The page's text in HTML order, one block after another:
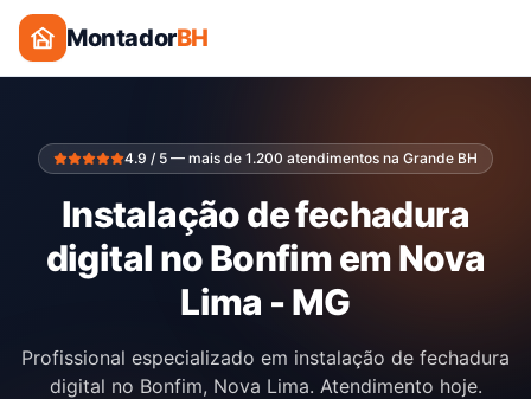
MontadorBH
4.9 / 5 — mais de 1.200 atendimentos na Grande BH
Instalação de fechadura
digital no Bonfim em Nova
Lima - MG
Profissional especializado em instalação de fechadura
digital no Bonfim, Nova Lima. Atendimento hoje.